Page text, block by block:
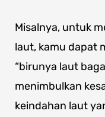
Misalnya, untuk
laut, kamu dapat
“birunya laut
menimbulkan
keindahan laut